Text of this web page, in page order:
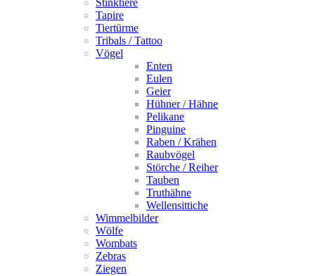
Stinktiere
Tapire
Tiertürme
Tribals / Tattoo
Vögel
Enten
Eulen
Geier
Hühner / Hähne
Pelikane
Pinguine
Raben / Krähen
Raubvögel
Störche / Reiher
Tauben
Truthähne
Wellensittiche
Wimmelbilder
Wölfe
Wombats
Zebras
Ziegen